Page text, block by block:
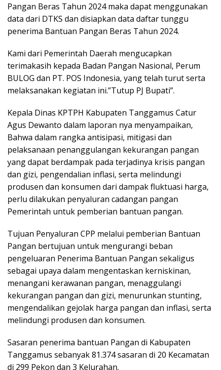
Pangan Beras Tahun 2024 maka dapat menggunakan
data dari DTKS dan disiapkan data daftar tunggu
penerima Bantuan Pangan Beras Tahun 2024.
Kami dari Pemerintah Daerah mengucapkan
terimakasih kepada Badan Pangan Nasional, Perum
BULOG dan PT. POS Indonesia, yang telah turut serta
melaksanakan kegiatan ini.”Tutup PJ Bupati”.
Kepala Dinas KPTPH Kabupaten Tanggamus Catur
Agus Dewanto dalam laporan nya menyampaikan,
Bahwa dalam rangka antisipasi, mitigasi dan
pelaksanaan penanggulangan kekurangan pangan
yang dapat berdampak pada terjadinya krisis pangan
dan gizi, pengendalian inflasi, serta melindungi
produsen dan konsumen dari dampak fluktuasi harga,
perlu dilakukan penyaluran cadangan pangan
Pemerintah untuk pemberian bantuan pangan.
Tujuan Penyaluran CPP melalui pemberian Bantuan
Pangan bertujuan untuk mengurangi beban
pengeluaran Penerima Bantuan Pangan sekaligus
sebagai upaya dalam mengentaskan kerniskinan,
menangani kerawanan pangan, menaggulangi
kekurangan pangan dan gizi, menurunkan stunting,
mengendalikan gejolak harga pangan dan inflasi, serta
melindungi produsen dan konsumen.
Sasaran penerima bantuan Pangan di Kabupaten
Tanggamus sebanyak 81.374 sasaran di 20 Kecamatan
di 299 Pekon dan 3 Kelurahan.